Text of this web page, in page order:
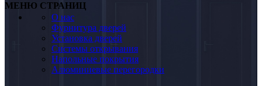
МЕНЮ СТРАНИЦ
О нас
Фурнитура дверей
Установка дверей
Системы открывания
Напольные покрытия
Алюминиевые перегородки